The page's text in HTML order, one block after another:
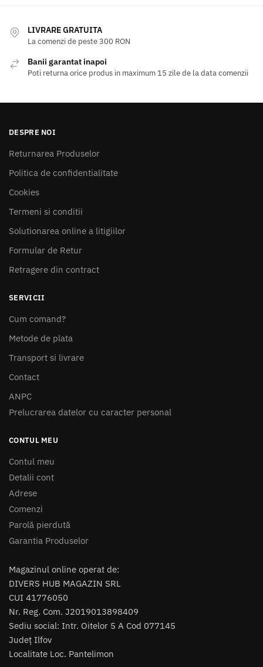
LIVRARE GRATUITA
La comenzi de peste 300 RON
Banii garantat inapoi
Poti returna orice produs in maximum 15 zile de la data comenzii
DESPRE NOI
Returnarea Produselor
Politica de confidentialitate
Cookies
Termeni si conditii
Solutionarea online a litigiilor
Formular de Retur
Retragere din contract
SERVICII
Cum comand?
Metode de plata
Transport si livrare
Contact
ANPC
Prelucrarea datelor cu caracter personal
CONTUL MEU
Contul meu
Detalii cont
Adrese
Comenzi
Parolă pierdută
Garantia Produselor
Magazinul online operat de:
DIVERS HUB MAGAZIN SRL
CUI 41776050
Nr. Reg. Com. J2019013898409
Sediu social: Intr. Oitelor 5 A Cod 077145
Județ Ilfov
Localitate Loc. Pantelimon